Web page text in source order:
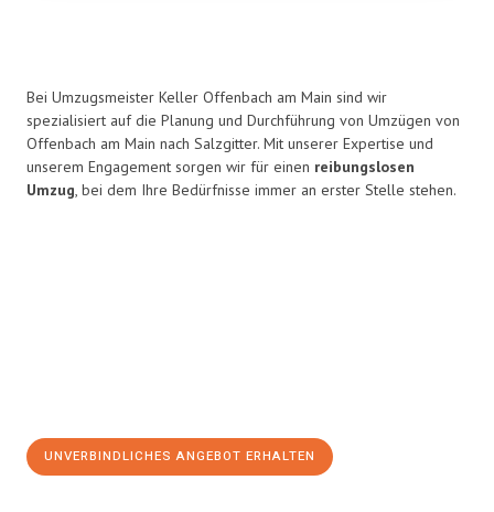
Bei Umzugsmeister Keller Offenbach am Main sind wir
spezialisiert auf die Planung und Durchführung von Umzügen von
Offenbach am Main nach Salzgitter. Mit unserer Expertise und
unserem Engagement sorgen wir für einen reibungslosen
Umzug, bei dem Ihre Bedürfnisse immer an erster Stelle stehen.
UNVERBINDLICHES ANGEBOT ERHALTEN